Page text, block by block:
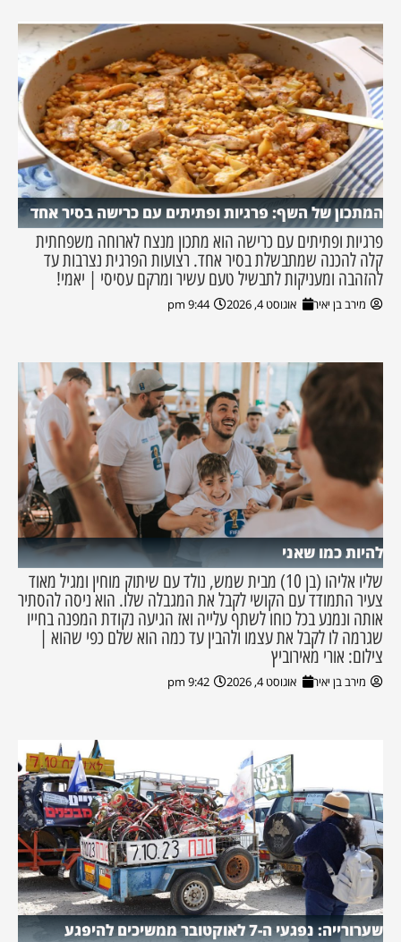
המתכון של השף: פרגיות ופתיתים עם כרישה בסיר אחד
פרגיות ופתיתים עם כרישה הוא מתכון מנצח לארוחה משפחתית
קלה להכנה שמתבשלת בסיר אחד. רצועות הפרגית נצרבות עד
להזהבה ומעניקות לתבשיל טעם עשיר ומרקם עסיסי | יאמי!
מירב בן יאיר אוגוסט 4, 2026 9:44 pm
להיות כמו שאני
שליו אליהו (בן 10) מבית שמש, נולד עם שיתוק מוחין ומגיל מאוד
צעיר התמודד עם הקושי לקבל את המגבלה שלו. הוא ניסה להסתיר
אותה ונמנע בכל כוחו לשתף עלייה ואז הגיעה נקודת המפנה בחייו
שגרמה לו לקבל את עצמו ולהבין עד כמה הוא שלם כפי שהוא |
צילום: אורי מאירוביץ
מירב בן יאיר אוגוסט 4, 2026 9:42 pm
שערורייה: נפגעי ה-7 לאוקטובר ממשיכים להיפגע